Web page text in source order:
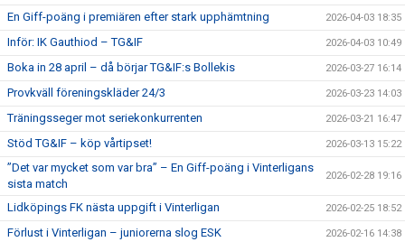
En Giff-poäng i premiären efter stark upphämtning 2026-04-03 18:35
Inför: IK Gauthiod – TG&IF 2026-04-03 10:49
Boka in 28 april – då börjar TG&IF:s Bollekis 2026-03-27 16:14
Provkväll föreningskläder 24/3 2026-03-23 14:03
Träningsseger mot seriekonkurrenten 2026-03-21 16:47
Stöd TG&IF – köp vårtipset! 2026-03-13 15:22
”Det var mycket som var bra” – En Giff-poäng i Vinterligans
sista match
2026-02-28 19:16
Lidköpings FK nästa uppgift i Vinterligan 2026-02-25 18:52
Förlust i Vinterligan – juniorerna slog ESK 2026-02-16 14:38